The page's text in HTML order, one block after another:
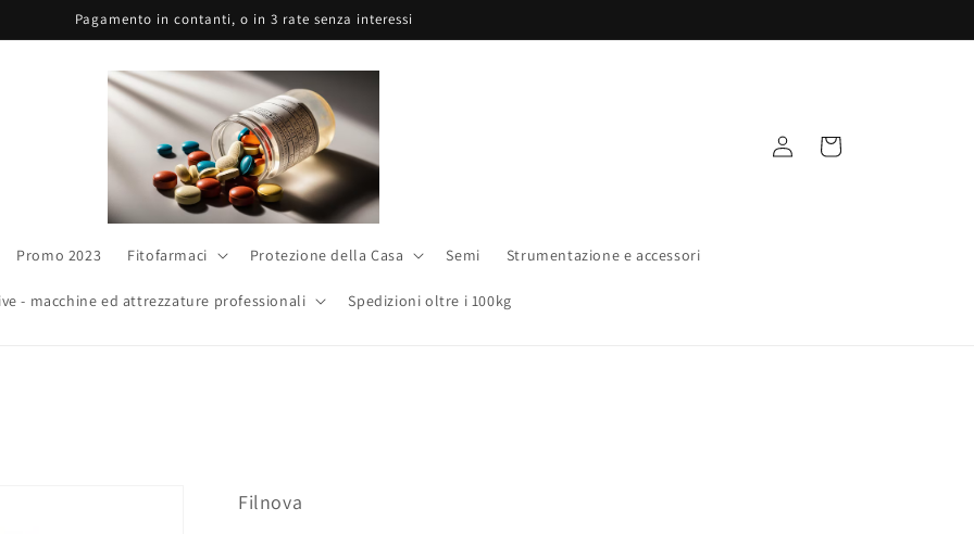
Pagamento in contanti, o in 3 rate senza interessi
Promo 2023 Fitofarmaci Protezione della Casa Semi Strumentazione e accessori
- macchine ed attrezzature professionali Spedizioni oltre i 100kg
Accedi Carrello
Filnova